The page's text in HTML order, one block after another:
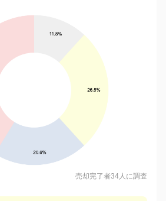
売却完了者34人に調査